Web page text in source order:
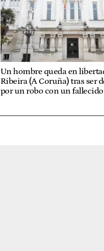
Un hombre queda en
Ribeira (A Coruña) tras ser
por un robo con un fallecido